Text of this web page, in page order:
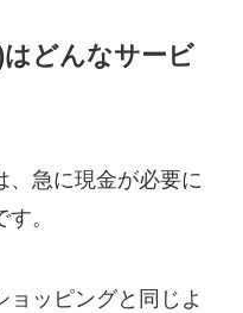
どんなサービ
、急に現金が必要に
。
ッピングと同じよ